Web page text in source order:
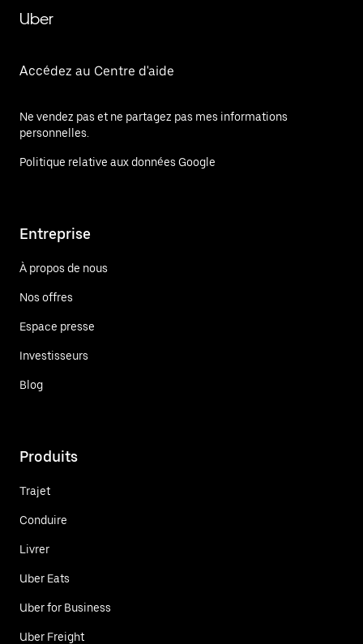
Uber
Accédez au Centre d'aide
Ne vendez pas et ne partagez pas mes informations
personnelles.
Politique relative aux données Google
Entreprise
À propos de nous
Nos offres
Espace presse
Investisseurs
Blog
Produits
Trajet
Conduire
Livrer
Uber Eats
Uber for Business
Uber Freight